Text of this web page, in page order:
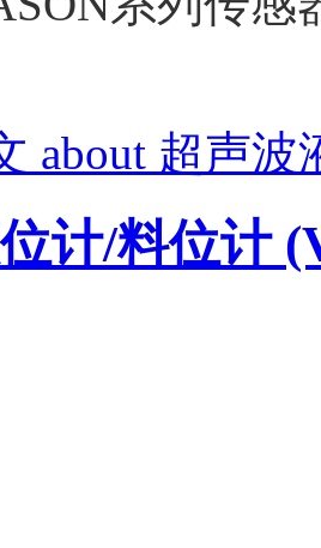
about 超声波
计/料位计